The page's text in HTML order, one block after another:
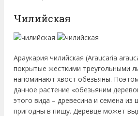
Чилийская
Араукария чилийская (Araucaria
покрытые жесткими треугольными
напоминают хвост обезьяны.
данное растение «обезьяним
этого вида – древесина и семена
пригодны в пищу. Деревце может